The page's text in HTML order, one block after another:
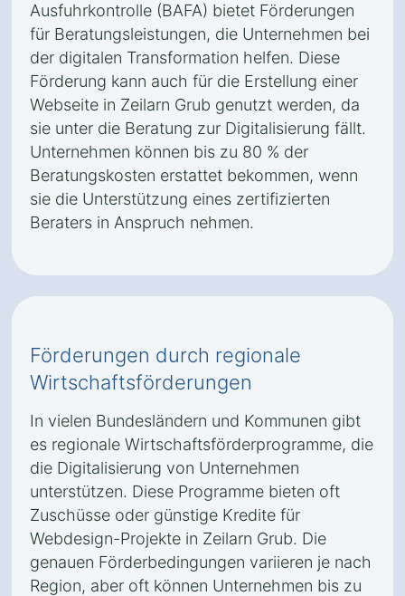
Ausfuhrkontrolle (BAFA) bietet Förderungen
für Beratungsleistungen, die Unternehmen bei
der digitalen Transformation helfen. Diese
Förderung kann auch für die Erstellung einer
Webseite in Zeilarn Grub genutzt werden, da
sie unter die Beratung zur Digitalisierung fällt.
Unternehmen können bis zu 80 % der
Beratungskosten erstattet bekommen, wenn
sie die Unterstützung eines zertifizierten
Beraters in Anspruch nehmen.
Förderungen durch regionale
Wirtschaftsförderungen
In vielen Bundesländern und Kommunen gibt
es regionale Wirtschaftsförderprogramme, die
die Digitalisierung von Unternehmen
unterstützen. Diese Programme bieten oft
Zuschüsse oder günstige Kredite für
Webdesign-Projekte in Zeilarn Grub. Die
genauen Förderbedingungen variieren je nach
Region, aber oft können Unternehmen bis zu